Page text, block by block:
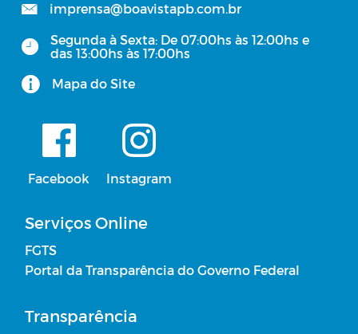
imprensa@boavistapb.com.br
Segunda à Sexta: De 07:00hs às 12:00hs e
das 13:00hs às 17:00hs
Mapa do Site
Facebook Instagram
Serviços Online
FGTS
Portal da Transparência do Governo Federal
Transparência